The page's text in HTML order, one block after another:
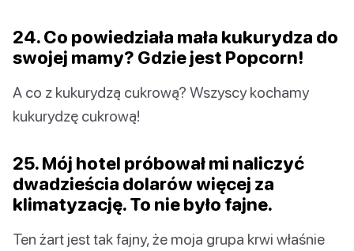
24. Co powiedziała mała kukurydza do
swojej mamy? Gdzie jest Popcorn!
A co z kukurydzą cukrową? Wszyscy kochamy
kukurydzę cukrową!
25. Mój hotel próbował mi naliczyć
dwadzieścia dolarów więcej za
klimatyzację. To nie było fajne.
Ten żart jest tak fajny, że moja grupa krwi właśnie